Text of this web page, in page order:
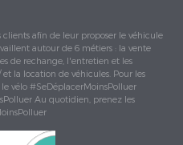
clients afin de leur proposer le véhicule
autour de 6 métiers : la vente
de rechange, l'entretien et les
la location de véhicules. Pour les
vélo #SeDéplacerMoinsPolluer
Au quotidien, prenez les